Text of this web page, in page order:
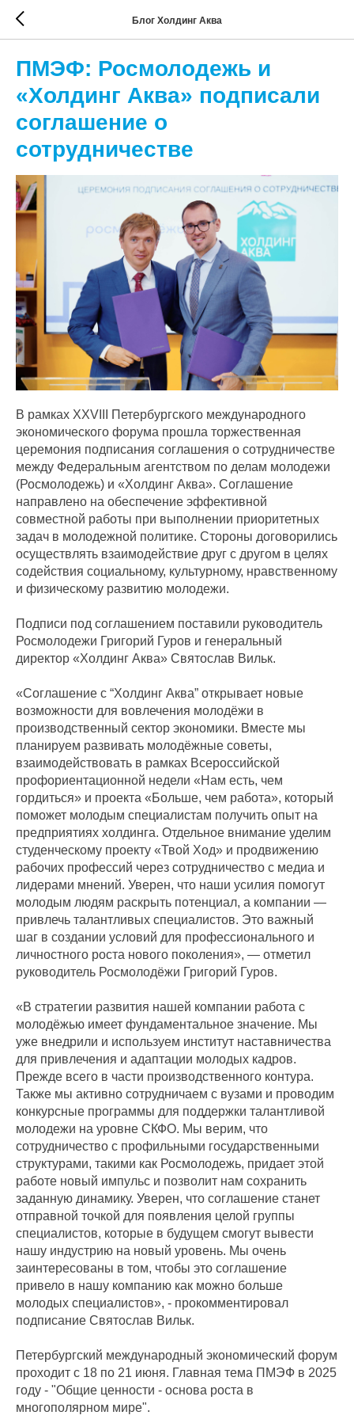
Блог Холдинг Аква
ПМЭФ: Росмолодежь и
«Холдинг Аква» подписали
соглашение о
сотрудничестве
В рамках XXVIII Петербургского международного
экономического форума прошла торжественная
церемония подписания соглашения о сотрудничестве
между Федеральным агентством по делам молодежи
(Росмолодежь) и «Холдинг Аква». Соглашение
направлено на обеспечение эффективной
совместной работы при выполнении приоритетных
задач в молодежной политике. Стороны договорились
осуществлять взаимодействие друг с другом в целях
содействия социальному, культурному, нравственному
и физическому развитию молодежи.
Подписи под соглашением поставили руководитель
Росмолодежи Григорий Гуров и генеральный
директор «Холдинг Аква» Святослав Вильк.
«Соглашение с “Холдинг Аква” открывает новые
возможности для вовлечения молодёжи в
производственный сектор экономики. Вместе мы
планируем развивать молодёжные советы,
взаимодействовать в рамках Всероссийской
профориентационной недели «Нам есть, чем
гордиться» и проекта «Больше, чем работа», который
поможет молодым специалистам получить опыт на
предприятиях холдинга. Отдельное внимание уделим
студенческому проекту «Твой Ход» и продвижению
рабочих профессий через сотрудничество с медиа и
лидерами мнений. Уверен, что наши усилия помогут
молодым людям раскрыть потенциал, а компании —
привлечь талантливых специалистов. Это важный
шаг в создании условий для профессионального и
личностного роста нового поколения», — отметил
руководитель Росмолодёжи Григорий Гуров.
«В стратегии развития нашей компании работа с
молодёжью имеет фундаментальное значение. Мы
уже внедрили и используем институт наставничества
для привлечения и адаптации молодых кадров.
Прежде всего в части производственного контура.
Также мы активно сотрудничаем с вузами и проводим
конкурсные программы для поддержки талантливой
молодежи на уровне СКФО. Мы верим, что
сотрудничество с профильными государственными
структурами, такими как Росмолодежь, придает этой
работе новый импульс и позволит нам сохранить
заданную динамику. Уверен, что соглашение станет
отправной точкой для появления целой группы
специалистов, которые в будущем смогут вывести
нашу индустрию на новый уровень. Мы очень
заинтересованы в том, чтобы это соглашение
привело в нашу компанию как можно больше
молодых специалистов», - прокомментировал
подписание Святослав Вильк.
Петербургский международный экономический форум
проходит с 18 по 21 июня. Главная тема ПМЭФ в 2025
году - "Общие ценности - основа роста в
многополярном мире".